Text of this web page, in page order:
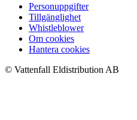
Personuppgifter
Tillgänglighet
Whistleblower
Om cookies
Hantera cookies
© Vattenfall Eldistribution AB